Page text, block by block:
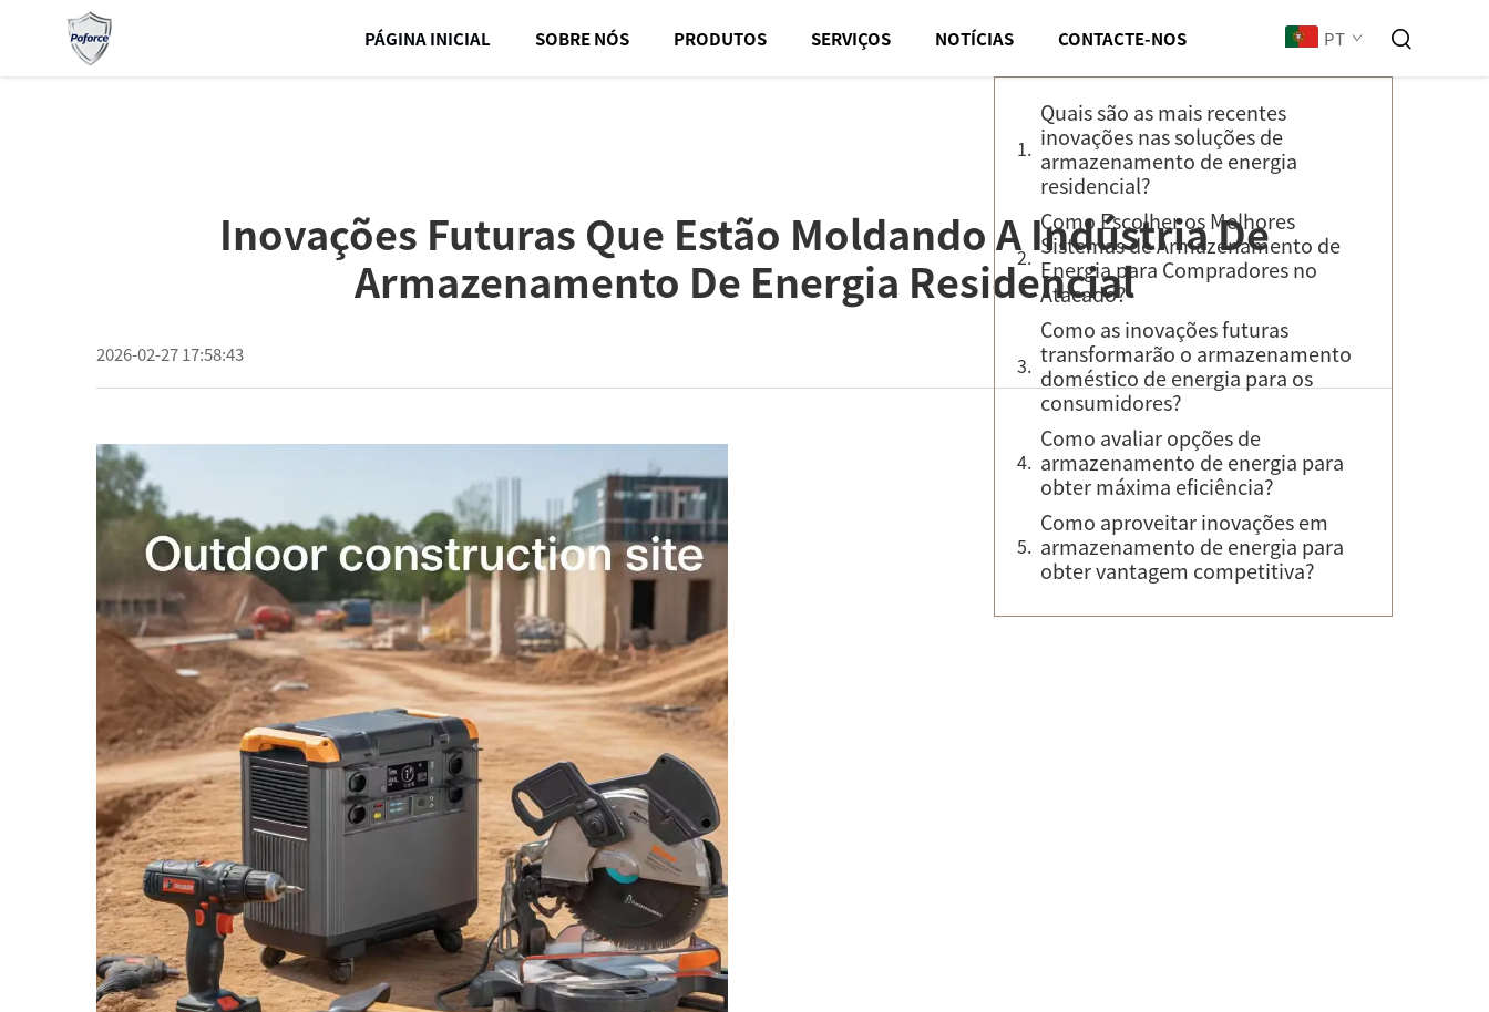
PÁGINA INICIAL SOBRE NÓS PRODUTOS SERVIÇOS NOTÍCIAS CONTACTE-NOS PT
Inovações Futuras Que Estão Moldando A Indústria De
Armazenamento De Energia Residencial
2026-02-27 17:58:43
Índice
Quais são as mais recentes
inovações nas soluções de
armazenamento de energia
residencial?
Como Escolher os Melhores
Sistemas de Armazenamento de
Energia para Compradores no
Atacado?
Como as inovações futuras
transformarão o armazenamento
doméstico de energia para os
consumidores?
Como avaliar opções de
armazenamento de energia para
obter máxima eficiência?
Como aproveitar inovações em
armazenamento de energia para
obter vantagem competitiva?